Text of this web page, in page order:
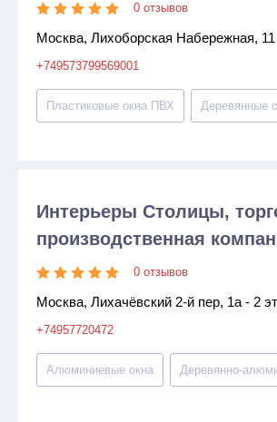
0 отзывов
Москва, Лихоборская Набережная, 11
+749573799569001
Пластиковые окна ПВХ Деревянные
Интерьеры Столицы,
производственная
0 отзывов
Москва, Лихачёвский 2-й пер, 1а - 2
+74957720472
Алюминиевые окна Деревянно-